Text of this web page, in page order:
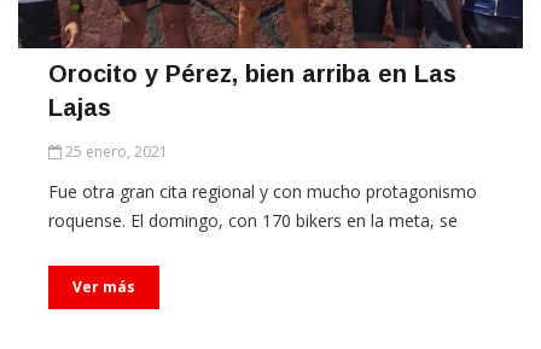
Orocito y Pérez, bien arriba en Las
Lajas
25 enero, 2021
Fue otra gran cita regional y con mucho protagonismo
roquense. El domingo, con 170 bikers en la meta, se
Ver más